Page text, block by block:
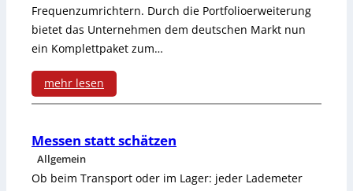
r
-
M
e
s
u
r
u
n
g
s
o
i
b
l
e
L
ö
Frequenzumrichtern. Durch die Portfolioerweiterung
bietet das Unternehmen dem deutschen Markt nun
ein Komplettpaket zum…
mehr lesen
:
A
Messen statt schätzen
Allgemein
Ob beim Transport oder im Lager: jeder Lademeter